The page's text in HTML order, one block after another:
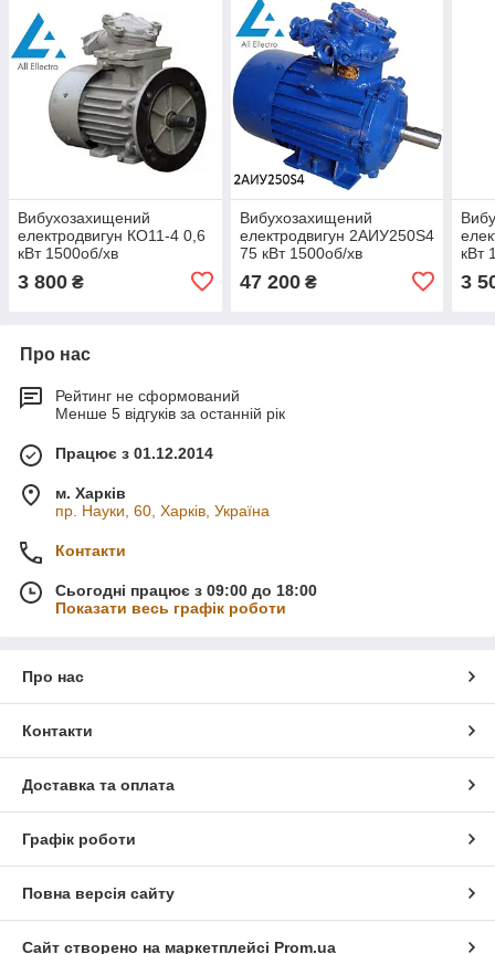
Вибухозахищений
електродвигун КО11-4 0,6
кВт 1500об/хв
3 800 ₴
Вибухозахищений
електродвигун 2АИУ250Ѕ4
75 кВт 1500об/хв
47 200₴
кВт
3
Про нас
Рейтинг не сформований
Менше 5 відгуків за останній рік
Працює з 01.12.2014
м. Харків
пр. Науки, 60, Харків, Україна
Контакти
Сьогодні працює з 09:00 до 18:00
Показати весь графік роботи
Про нас
Контакти
Доставка та оплата
Графік роботи
Повна версія сайту
Сайт створено на маркетплейсі Prom.ua